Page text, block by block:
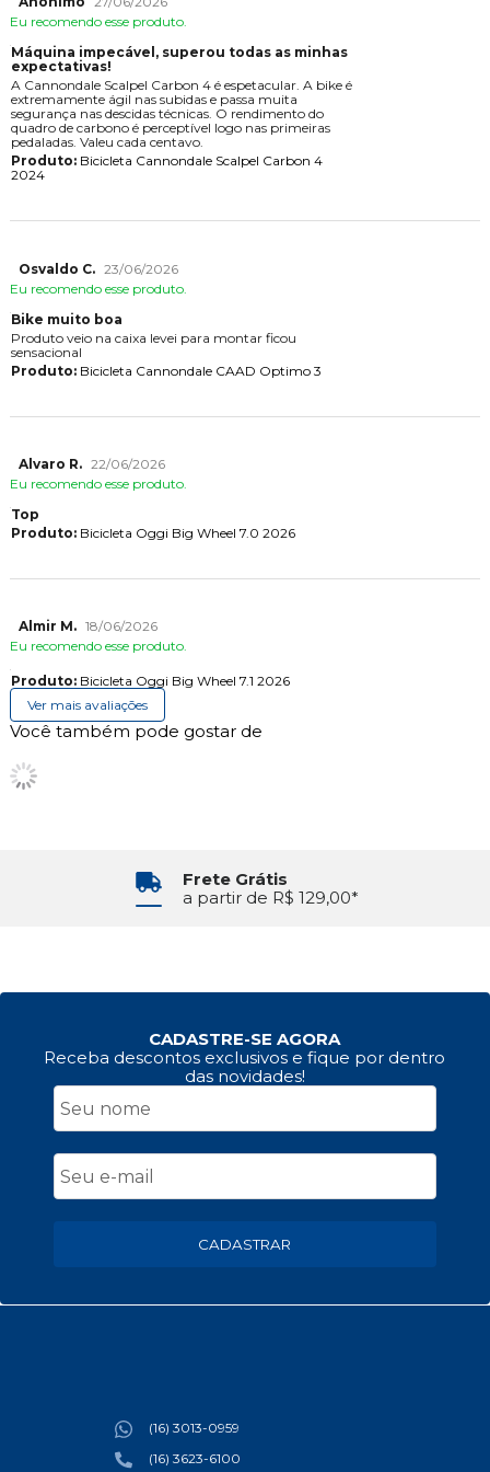
Eu recomendo esse produto.
Máquina impecável, superou todas as minhas
expectativas!
A Cannondale Scalpel Carbon 4 é espetacular. A bike é
extremamente ágil nas subidas e passa muita
segurança nas descidas técnicas. O rendimento do
quadro de carbono é perceptível logo nas primeiras
pedaladas. Valeu cada centavo.
Produto:Bicicleta Cannondale Scalpel Carbon 4
2024
Osvaldo C. 23/06/2026
Eu recomendo esse produto.
Bike muito boa
Produto veio na caixa levei para montar ficou
sensacional
Produto:Bicicleta Cannondale CAAD Optimo 3
Alvaro R. 22/06/2026
Eu recomendo esse produto.
Top
Produto:Bicicleta Oggi Big Wheel 7.0 2026
Almir M. 18/06/2026
Eu recomendo esse produto.
Produto:Bicicleta Oggi Big Wheel 7.1 2026
Ver mais avaliações
Você também pode gostar de
Frete Grátis
a partir de R$ 129,00*
CADASTRE-SE AGORA
Receba descontos exclusivos e fique por dentro
das novidades!
CADASTRAR
(16) 3013-0959
(16) 3623-6100